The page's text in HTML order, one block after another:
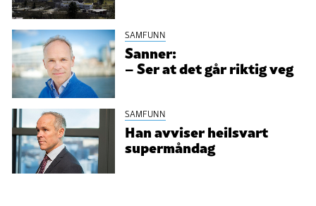
SAMFUNN
Sanner:
– Ser at det går riktig veg
SAMFUNN
Han avviser heilsvart
supermåndag